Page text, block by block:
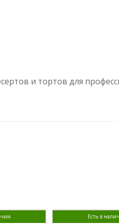
и тортов для
Есть в